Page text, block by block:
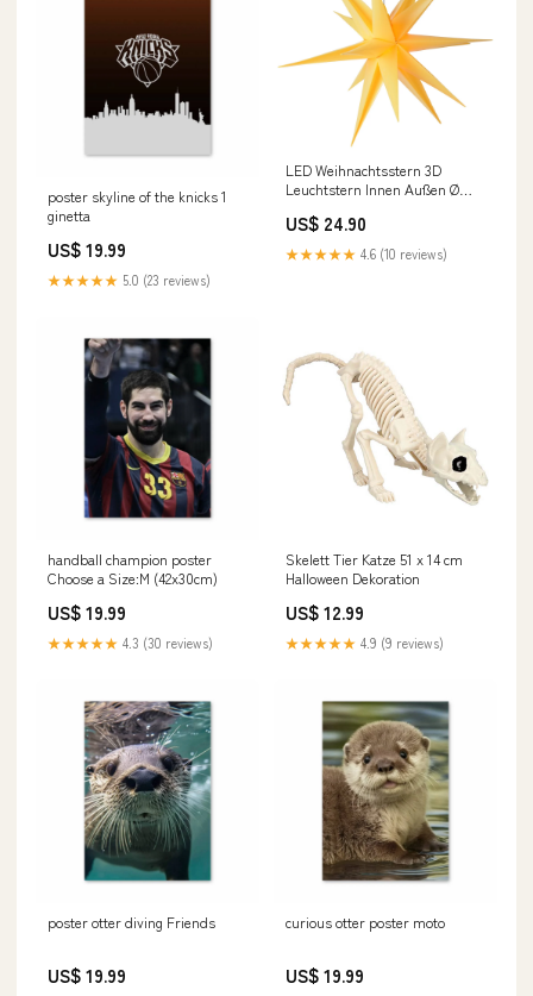
poster skyline of the knicks 1
ginetta
US$ 19.99
★★★★★ 5.0 (23 reviews)
LED Weihnachtsstern 3D
Leuchtstern Innen Außen Ø
Gelb
US$ 24.90
★★★★★ 4.6 (10 reviews)
handball champion poster
Choose a Size:M (42x30cm)
US$ 19.99
★★★★★ 4.3 (30 reviews)
Skelett Tier Katze 51 x 14 cm
Halloween Dekoration
US$ 12.99
★★★★★ 4.9 (9 reviews)
poster otter diving Friends
US$ 19.99
curious otter poster moto
US$ 19.99